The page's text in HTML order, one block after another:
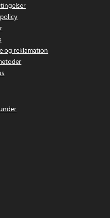
og reklamation